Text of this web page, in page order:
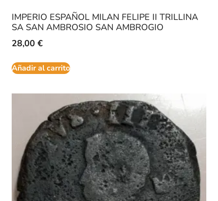
IMPERIO ESPAÑOL MILAN FELIPE II TRILLINA
SA SAN AMBROSIO SAN AMBROGIO
28,00 €
Añadir al carrito